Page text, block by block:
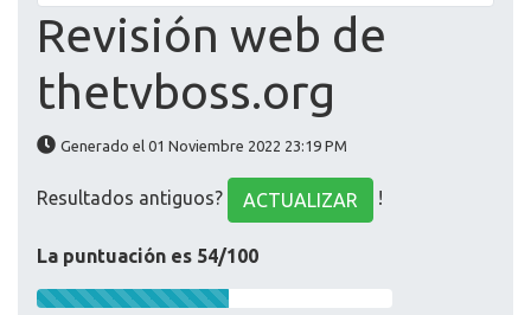
Revisión web de
thetvboss.org
Generado el 01 Noviembre 2022 23:19 PM
Resultados antiguos? ACTUALIZAR !
La puntuación es 54/100